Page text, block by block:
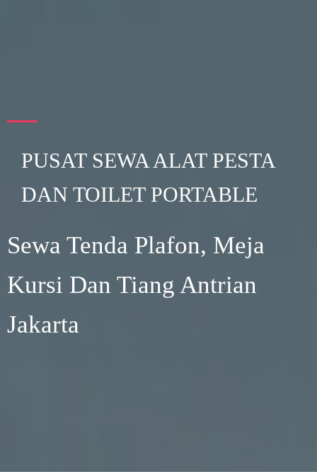
PUSAT SEWA ALAT PESTA
DAN TOILET PORTABLE
Sewa Tenda Plafon, Meja
Kursi Dan Tiang Antrian
Jakarta